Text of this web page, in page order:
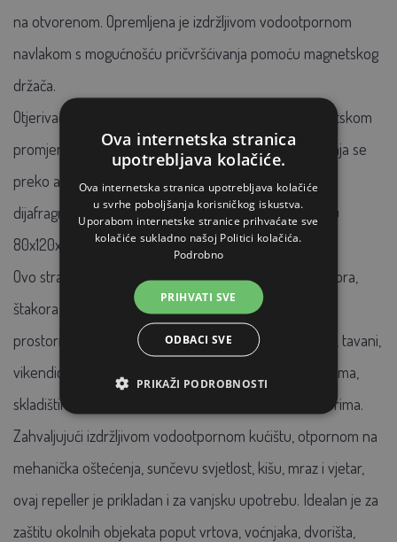
na otvorenom. Opremljena je izdržljivom vodootpornom
navlakom s mogućnošću pričvršćivanja pomoću magnetskog
držača.
Otjerivač krpelja ima raspon tonova od 180° s automatskom
promjenom frekvencije i dometom do 2000 m2. Napaja se
preko adaptera od 6 V i koristi 2 x 50 mm zvučnika s
dijafragmom. Dimenzije ovog ultrazvučnog odbijača su
80x120x55 mm.
Ovo strašilo je pogodno za tjeranje kuna, miševa, štakora,
štakora i rovki. Uobičajena je primjena u unutarnjim
prostorima kao što su stanovi, obiteljske kuće, garaže, tavani,
vikendice, podrumi, automobili, ali iu industrijskim halama,
skladištima, radionicama, restoranima i drugim prostorima.
Zahvaljujući izdržljivom vodootpornom kućištu, otpornom na
mehanička oštećenja, sunčevu svjetlost, kišu, mraz i vjetar,
ovaj repeller je prikladan i za vanjsku upotrebu. Idealan je za
zaštitu okolnih objekata poput vrtova, voćnjaka, dvorišta,
Ova internetska stranica
upotrebljava kolačiće.
Ova internetska stranica upotrebljava kolačiće
u svrhe poboljšanja korisničkog iskustva.
Uporabom internetske stranice prihvaćate sve
kolačiće sukladno našoj Politici kolačića.
Podrobno
PRIHVATI SVE
ODBACI SVE
PRIKAŽI PODROBNOSTI